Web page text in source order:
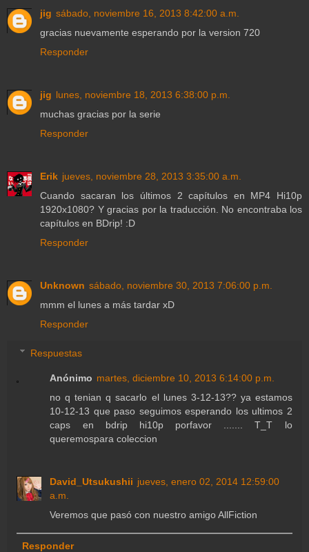
jig sábado, noviembre 16, 2013 8:42:00 a.m.
gracias nuevamente esperando por la version 720
Responder
jig lunes, noviembre 18, 2013 6:38:00 p.m.
muchas gracias por la serie
Responder
Erik jueves, noviembre 28, 2013 3:35:00 a.m.
Cuando sacaran los últimos 2 capítulos en MP4 Hi10p
1920x1080? Y gracias por la traducción. No encontraba los
capítulos en BDrip! :D
Responder
Unknown sábado, noviembre 30, 2013 7:06:00 p.m.
mmm el lunes a más tardar xD
Responder
Respuestas
Anónimo martes, diciembre 10, 2013 6:14:00 p.m.
no q tenian q sacarlo el lunes 3-12-13?? ya estamos
10-12-13 que paso seguimos esperando los ultimos 2
caps en bdrip hi10p porfavor ....... T_T lo
queremospara coleccion
David_Utsukushii jueves, enero 02, 2014 12:59:00
a.m.
Veremos que pasó con nuestro amigo AllFiction
Responder